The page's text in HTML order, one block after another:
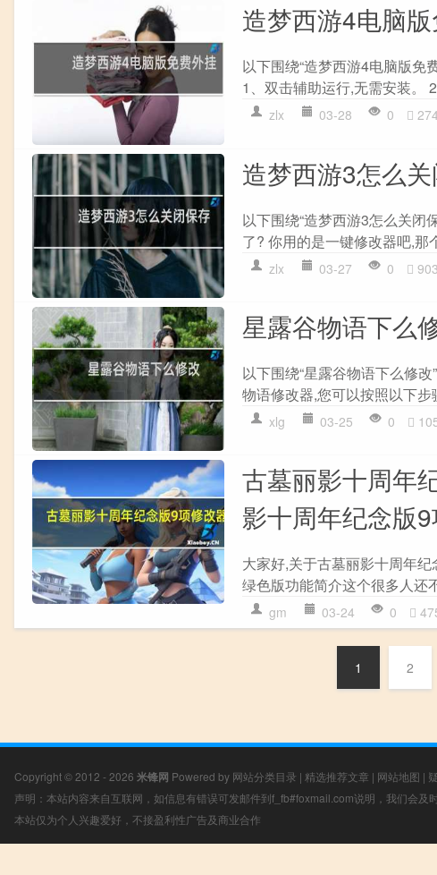
造梦西游4电脑
以下围绕“造梦西游4电脑版免
1、双击辅助运行,无需安装。
zlx 03-28 0 274
造梦西游3怎么
以下围绕“造梦西游3怎么关闭
了? 你用的是一键修改器吧,那
zlx 03-27 0 903
星露谷物语下么
以下围绕“星露谷物语下么修
物语修改器,您可以按照以下步
xlg 03-25 0
古墓丽影十周年
影十周年纪念版
大家好,关于古墓丽影十周年
绿色版功能简介这个很多人还
gm 03-24 0
1 2
Copyright © 2012 - 2026 米锋网 Powered by 网站分类目录 | 精选推荐文章 | 网站地图 |
声明：本站内容来自互联网，如信息有错误可发邮件到f_fb#foxmail.com说明，我们会及
本站仅为个人兴趣爱好，不接盈利性广告及商业合作